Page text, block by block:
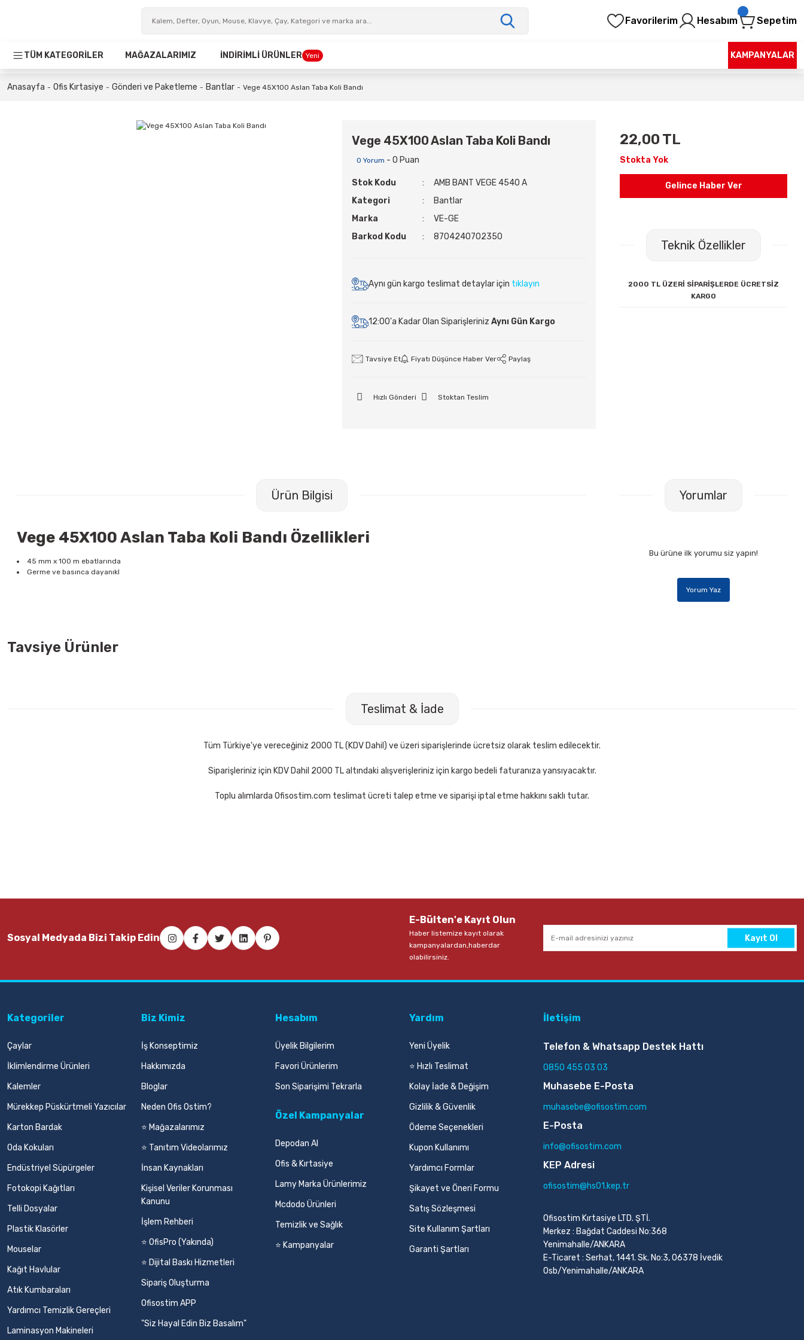
Favorilerim Hesabım Sepetim
TÜM KATEGORİLER MAĞAZALARIMIZ İNDİRİMLİ ÜRÜNLER Yeni KAMPANYALAR
Anasayfa Ofis Kırtasiye Gönderi ve Paketleme Bantlar Vege 45X100 Aslan Taba Koli Bandı
Vege 45X100 Aslan Taba Koli Bandı
0 Yorum - 0 Puan
Stok Kodu
AMB BANT VEGE 4540 A
Kategori
Bantlar
Marka
VE-GE
Barkod Kodu
8704240702350
Aynı gün kargo teslimat detaylar için tıklayın
12:00'a Kadar Olan Siparişleriniz Aynı Gün Kargo
Tavsiye Et Fiyatı Düşünce Haber Ver Paylaş
Hızlı Gönderi Stoktan Teslim
22,00 TL
Stokta Yok
Gelince Haber Ver
Teknik Özellikler
2000 TL ÜZERİ SİPARİŞLERDE ÜCRETSİZ
KARGO
Ürün Bilgisi
Vege 45X100 Aslan Taba Koli Bandı Özellikleri
45 mm x 100 m ebatlarında
Germe ve basınca dayanıkl
Yorumlar
Bu ürüne ilk yorumu siz yapın!
Yorum Yaz
Tavsiye Ürünler
Sepete Ekle
Sepete Ekle
Mas 740 33 mt Force Kırmızı Bant Kesme Makinesi Mas 740 33 mt Force Siyah Bant Kesme Makinesi
Teslimat & İade
Tüm Türkiye'ye vereceğiniz 2000 TL (KDV Dahil) ve üzeri siparişlerinde ücretsiz olarak teslim edilecektir.
Siparişleriniz için KDV Dahil 2000 TL altındaki alışverişleriniz için kargo bedeli faturanıza yansıyacaktır.
Toplu alımlarda Ofisostim.com teslimat ücreti talep etme ve siparişi iptal etme hakkını saklı tutar.
Sosyal Medyada Bizi Takip Edin
E-Bülten'e Kayıt Olun
Haber listemize kayıt olarak
kampanyalardan,haberdar
olabilirsiniz.
Kayıt Ol
Kategoriler
Çaylar
İklimlendirme Ürünleri
Kalemler
Mürekkep Püskürtmeli Yazıcılar
Karton Bardak
Oda Kokuları
Endüstriyel Süpürgeler
Fotokopi Kağıtları
Telli Dosyalar
Plastik Klasörler
Mouselar
Kağıt Havlular
Atık Kumbaraları
Yardımcı Temizlik Gereçleri
Laminasyon Makineleri
Biz Kimiz
İş Konseptimiz
Hakkımızda
Bloglar
Neden Ofis Ostim?
⭐ Mağazalarımız
⭐ Tanıtım Videolarımız
İnsan Kaynakları
Kişisel Veriler Korunması
Kanunu
İşlem Rehberi
⭐ OfisPro (Yakında)
⭐ Dijital Baskı Hizmetleri
Sipariş Oluşturma
Ofisostim APP
"Siz Hayal Edin Biz Basalım"
Hesabım
Üyelik Bilgilerim
Favori Ürünlerim
Son Siparişimi Tekrarla
Özel Kampanyalar
Depodan Al
Ofis & Kırtasiye
Lamy Marka Ürünlerimiz
Mcdodo Ürünleri
Temizlik ve Sağlık
⭐ Kampanyalar
Yardım
Yeni Üyelik
⭐ Hızlı Teslimat
Kolay İade & Değişim
Gizlilik & Güvenlik
Ödeme Seçenekleri
Kupon Kullanımı
Yardımcı Formlar
Şikayet ve Öneri Formu
Satış Sözleşmesi
Site Kullanım Şartları
Garanti Şartları
İletişim
Telefon & Whatsapp Destek Hattı
0850 455 03 03
Muhasebe E-Posta
muhasebe@ofisostim.com
E-Posta
info@ofisostim.com
KEP Adresi
ofisostim@hs01.kep.tr
Ofisostim Kırtasiye LTD. ŞTİ.
Merkez : Bağdat Caddesi No:368
Yenimahalle/ANKARA
E-Ticaret : Serhat, 1441. Sk. No:3, 06378 İvedik
Osb/Yenimahalle/ANKARA